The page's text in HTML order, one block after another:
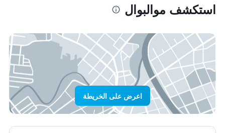
استكشف موالبوال
اعرض على الخريطة